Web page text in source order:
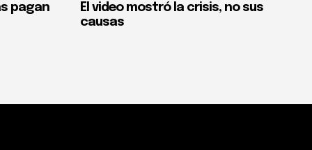
pagan
El video mostró la crisis, no sus
causas